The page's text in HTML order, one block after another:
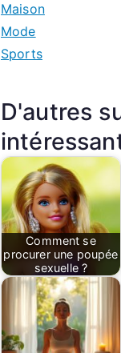
Maison
Mode
Sports
D'autres
Comment se
procurer une poupée
sexuelle ?